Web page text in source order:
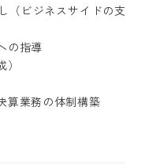
（ビジネスサイドの支
の指導
算業務の体制構築